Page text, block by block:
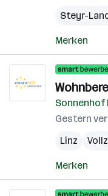
Steyr-
Merken
Sonnenhof
Gestern
Linz
Merken